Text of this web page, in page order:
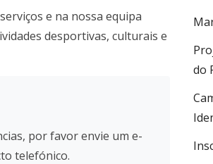
e na nossa equipa
desportivas, culturais e
por favor envie um e-
telefónico.
do